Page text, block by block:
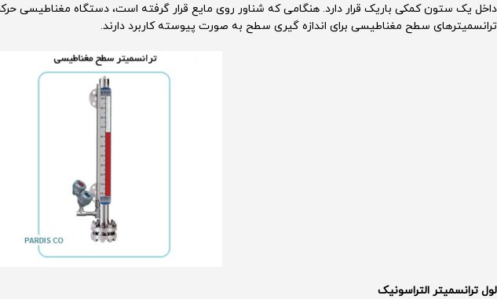
داخل یک ستون کمکی باریک قرار دارد. هنگامی که شناور روی مایع قرار گرفته است، دستگاه مغناطیسی
ترانسمیترهای سطح مغناطیسی برای اندازه گیری سطح به صورت پیوسته کاربرد دارند.
لول ترانسمیتر التراسونیک